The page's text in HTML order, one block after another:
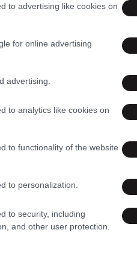
to advertising like cookies on
for online advertising
advertising.
to analytics like cookies on
to functionality of the website
to personalization.
to security, including
and other user protection.
πολίτη, η
πέταξαν στον